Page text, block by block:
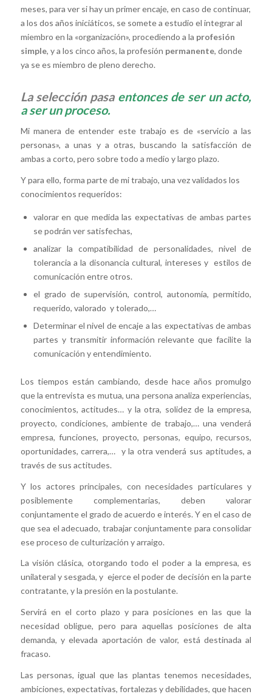
meses, para ver si hay un primer encaje, en caso de continuar,
a los dos años iniciáticos, se somete a estudio el integrar al
miembro en la «organización», procediendo a la profesión
simple, y a los cinco años, la profesión permanente, donde
ya se es miembro de pleno derecho.
La selección pasa entoncesde ser un acto,
a ser un proceso.
Mi manera de entender este trabajo es de «servicio a las
personas», a unas y a otras, buscando la satisfacción de
ambas a corto, pero sobre todo a medio y largo plazo.
Y para ello, forma parte de mi trabajo, una vez validados los
conocimientos requeridos:
valorar en que medida las expectativas de ambas partes
se podrán ver satisfechas,
analizar la compatibilidad de personalidades, nivel de
tolerancia a la disonancia cultural, intereses y estilos de
comunicación entre otros.
el grado de supervisión, control, autonomía, permitido,
requerido, valorado y tolerado,…
Determinar el nivel de encaje a las expectativas de ambas
partes y transmitir información relevante que facilite la
comunicación y entendimiento.
Los tiempos están cambiando, desde hace años promulgo
que la entrevista es mutua, una persona analiza experiencias,
conocimientos, actitudes… y la otra, solidez de la empresa,
proyecto, condiciones, ambiente de trabajo,… una venderá
empresa, funciones, proyecto, personas, equipo, recursos,
oportunidades, carrera,… y la otra venderá sus aptitudes, a
través de sus actitudes.
Y los actores principales, con necesidades particulares y
posiblemente complementarias, deben valorar
conjuntamente el grado de acuerdo e interés. Y en el caso de
que sea el adecuado, trabajar conjuntamente para consolidar
ese proceso de culturización y arraigo.
La visión clásica, otorgando todo el poder a la empresa, es
unilateral y sesgada, y ejerce el poder de decisión en la parte
contratante, y la presión en la postulante.
Servirá en el corto plazo y para posiciones en las que la
necesidad obligue, pero para aquellas posiciones de alta
demanda, y elevada aportación de valor, está destinada al
fracaso.
Las personas, igual que las plantas tenemos necesidades,
ambiciones, expectativas, fortalezas y debilidades, que hacen